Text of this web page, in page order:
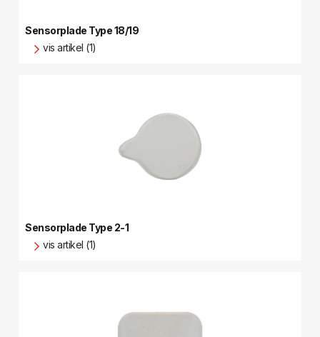
Sensorplade Type 18/19
vis artikel (1)
Sensorplade Type 2-1
vis artikel (1)